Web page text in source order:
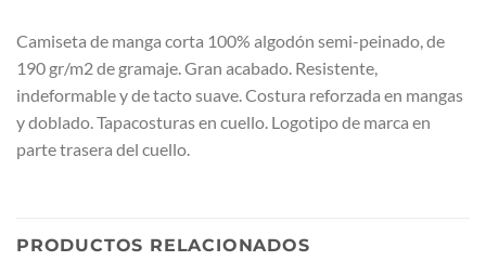
Camiseta de manga corta 100% algodón semi-peinado, de
190 gr/m2 de gramaje. Gran acabado. Resistente,
indeformable y de tacto suave. Costura reforzada en mangas
y doblado. Tapacosturas en cuello. Logotipo de marca en
parte trasera del cuello.
PRODUCTOS RELACIONADOS